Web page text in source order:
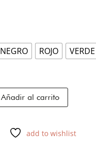
NEGRO ROJO VERDE
Añadir al carrito
add to wishlist